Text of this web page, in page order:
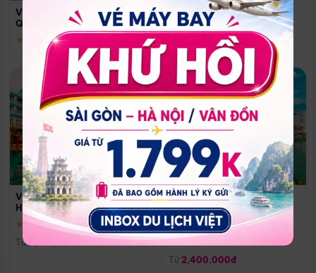
Vinpearl Resort & Spa Phu
Quoc
★ 5.0
Phú Quốc
Vinpearl Resort & Golf Nam
Hội An
★ 5.0
Từ
Melia Vinpearl Danang
Riverfront
Đà Nẵng
Từ 2,400,000đ